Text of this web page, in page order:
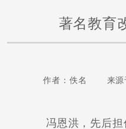
著名教育
作者：佚名 来源
冯恩洪，先后担